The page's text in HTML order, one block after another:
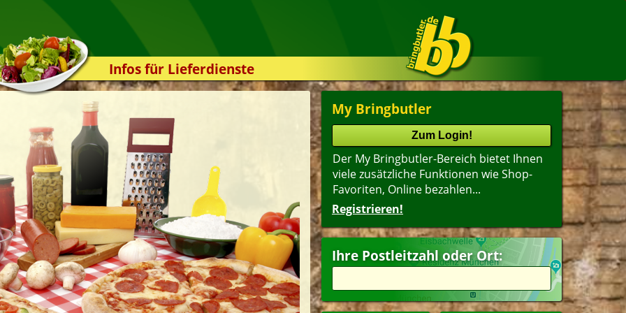
Infos für Lieferdienste
Kassensystem
Zuverlässigkeit
Sicherheit
Der Online-Shop
Das Bestellsystem
Der Bestellvorgang
Übertragung
Testshop
Styles
Kontakt
My Bringbutler
Der My Bringbutler-Bereich bietet Ihnen
viele zusätzliche Funktionen wie Shop-
Favoriten, Online bezahlen...
Registrieren!
Ihre Postleitzahl oder Ort: